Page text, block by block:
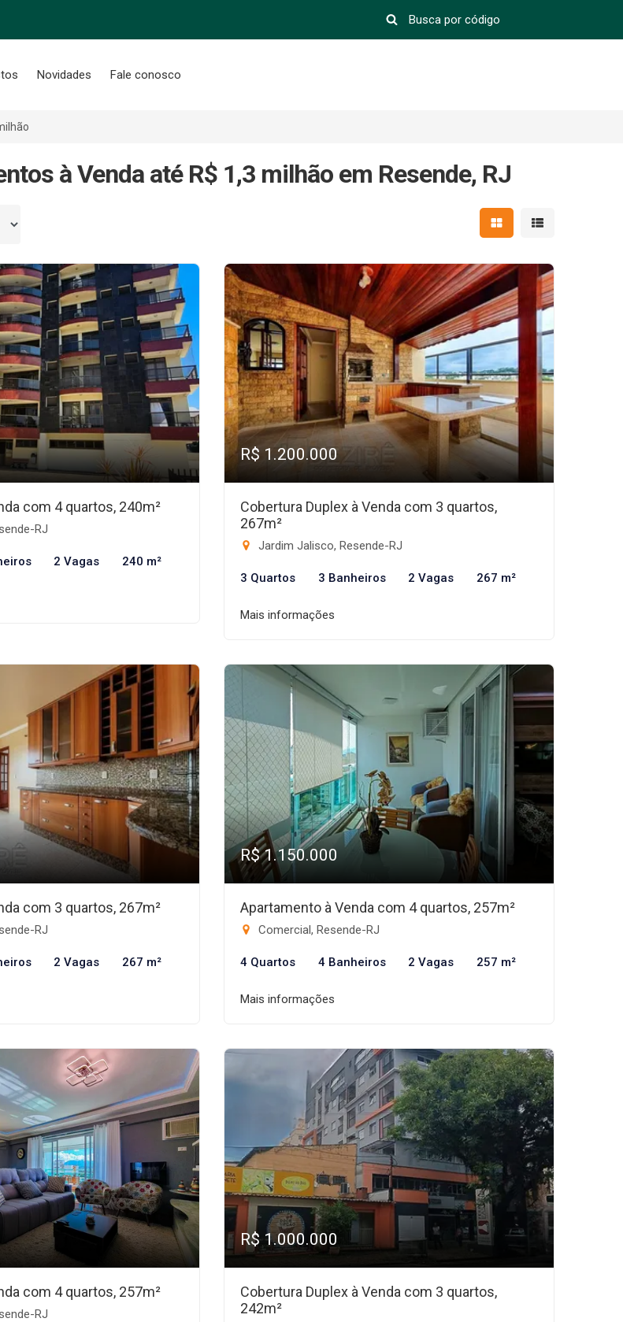
Novidades Fale conosco
à Venda até R$ 1,3 milhão em Resende, RJ
Mostrar resultados em
Mostrar
com 4 quartos, 240m²
RJ
2 Vagas 240 m²
R$ 1.200.000
Cobertura Duplex à Venda com 3 quartos,
267m²
Jardim Jalisco, Resende-RJ
3 Quartos 3 Banheiros 2 Vagas 267 m²
Mais informações
com 3 quartos, 267m²
RJ
2 Vagas 267 m²
R$ 1.150.000
Apartamento à Venda com 4 quartos, 257m²
Comercial, Resende-RJ
4 Quartos 4 Banheiros 2 Vagas 257 m²
Mais informações
com 4 quartos, 257m²
RJ
R$ 1.000.000
Cobertura Duplex à Venda com 3 quartos,
242m²